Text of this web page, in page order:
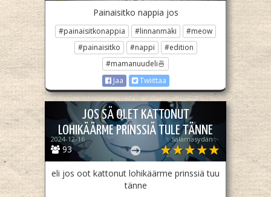
Painaisitko nappia jos
#painaisitkonappia #linnanmäki
#meow
#painaisitko
#nappi
#edition
#mamanuudeli🍜
Jaa
Twiittaa
JOS SÄ OLET KATTONUT
LOHIKÄÄRME PRINSSIÄ TULE TÄNNE
93
2024-12-16 ✨Salamasydän✨
eli jos oot kattonut lohikäärme prinssiä tuu
tänne